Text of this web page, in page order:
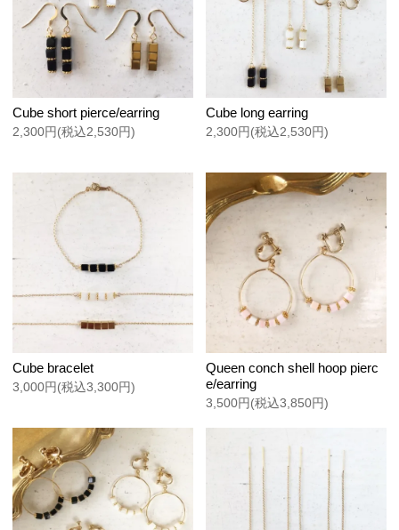
Cube short pierce/earring
2,300円(税込2,530円)
Cube long earring
2,300円(税込2,530円)
Cube bracelet
3,000円(税込3,300円)
Queen conch shell hoop pierc
e/earring
3,500円(税込3,850円)